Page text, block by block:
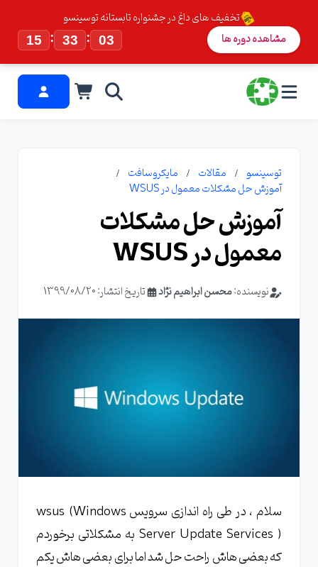
تخفیف های داغ در جشنواره تابستانه توسینسو
15
: 33 : 02 مشاهده دوره ها
توسینسو مقالات
مایکروسافت
آموزش حل مشکلات معمول در WSUS
آموزش حل مشکلات
معمول در WSUS
نویسنده:محسن ابراهیم نژاد تاریخ انتشار: 1399/08/20
سلام ، در طی راه اندازی سرویس wsus (Windows
Server Update Services ) به مشکلاتی برخوردم
که بعضی هاش راحت حل شد اما برای بعضی هاش یکم